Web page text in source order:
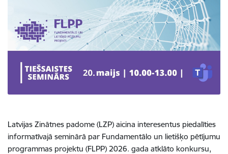
Latvijas Zinātnes padome (LZP) aicina interesentus piedalīties
informatīvajā seminārā par Fundamentālo un lietišķo pētījumu
programmas projektu (FLPP) 2026. gada atklāto konkursu,